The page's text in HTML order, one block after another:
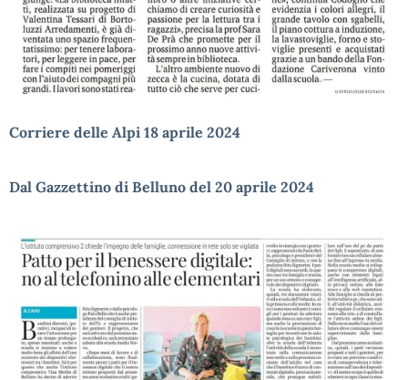
Corriere delle Alpi 18 aprile 2024
Dal Gazzettino di Belluno del 20 aprile 2024